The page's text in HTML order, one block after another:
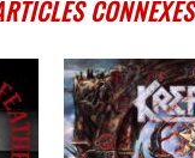
CONNEXES